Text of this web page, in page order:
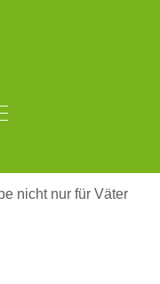
Canvas Toggle
nicht nur für Väter